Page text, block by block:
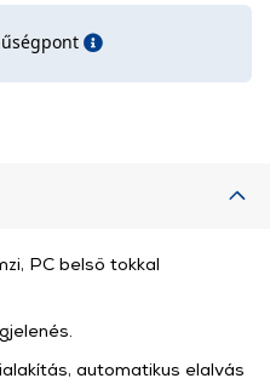
PC belső tokkal
automatikus elalvás